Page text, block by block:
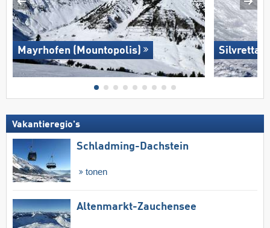
Mayrhofen (Mountopolis) Silvretta
Vakantieregio's
Schladming-Dachstein
tonen
Altenmarkt-Zauchensee